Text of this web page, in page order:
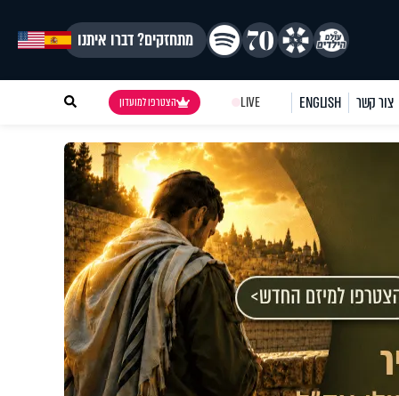
מתחזקים? דברו איתנו
צור קשר ENGLISH
LIVE הצטרפו למועדון